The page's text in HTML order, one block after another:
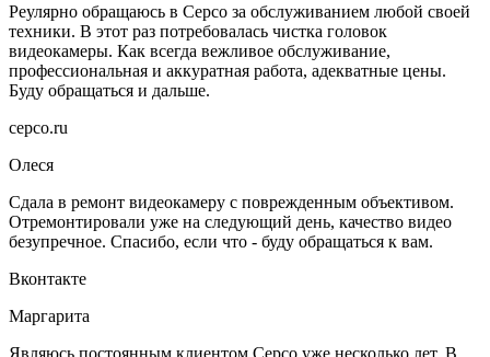
Реулярно обращаюсь в Серсо за обслуживанием любой своей
техники. В этот раз потребовалась чистка головок
видеокамеры. Как всегда вежливое обслуживание,
профессиональная и аккуратная работа, адекватные цены.
Буду обращаться и дальше.
серсо.ru
Олеся
Сдала в ремонт видеокамеру с поврежденным объективом.
Отремонтировали уже на следующий день, качество видео
безупречное. Спасибо, если что - буду обращаться к вам.
Вконтакте
Маргарита